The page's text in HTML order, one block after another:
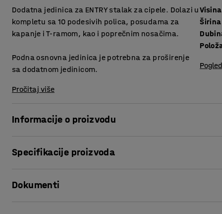
Dodatna jedinica za ENTRY stalak za cipele. Dolazi u
kompletu sa 10 podesivih polica, posudama za
kapanje i T-ramom, kao i poprečnim nosačima.
Podna osnovna jedinica je potrebna za proširenje
sa dodatnom jedinicom.
Pročitaj više
Visina
Širina
Informacije o proizvodu
potrebi.
prostoru.
Specifikacije proizvoda
Širina: 900 mm
Dokumenti